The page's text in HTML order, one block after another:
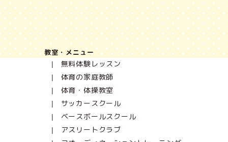
教室・メニュー
無料体験レッスン
体育の家庭教師
体育・体操教室
サッカースクール
ベースボールスクール
アスリートクラブ